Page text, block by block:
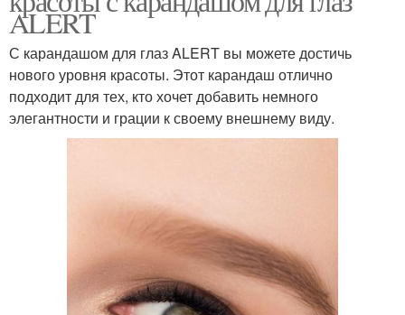
ALERT
С карандашом для глаз ALERT вы можете достичь
нового уровня красоты. Этот карандаш отлично
подходит для тех, кто хочет добавить немного
элегантности и грации к своему внешнему виду.